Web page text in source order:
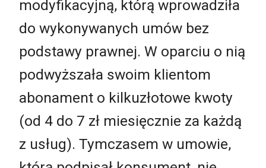
modyfikacyjną, którą wprowadziła
do wykonywanych umów bez
podstawy prawnej. W oparciu o nią
podwyższała swoim klientom
abonament o kilkuzłotowe kwoty
(od 4 do 7 zł miesięcznie za każdą
z usług). Tymczasem w umowie,